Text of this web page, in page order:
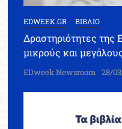
EDWEEK.GR ΒΙΒΛΙΟ
Δραστηριότητες της
μικρούς και
EDweek Newsroom 28/